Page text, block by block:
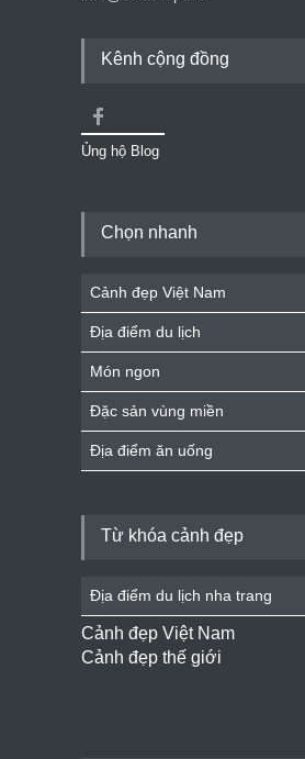
Kênh cộng đồng
Ủng hộ Blog
Chọn nhanh
Cảnh đẹp Việt Nam
Địa điểm du lịch
Món ngon
Đặc sản vùng miền
Địa điểm ăn uống
Từ khóa cảnh đẹp
Địa điểm du lịch nha trang
Cảnh đẹp Việt Nam
Cảnh đẹp thế giới